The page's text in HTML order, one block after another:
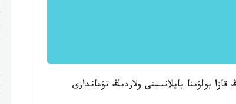
بولۋىنا بايلانىستى ولاردىڭ تۋعاندارى